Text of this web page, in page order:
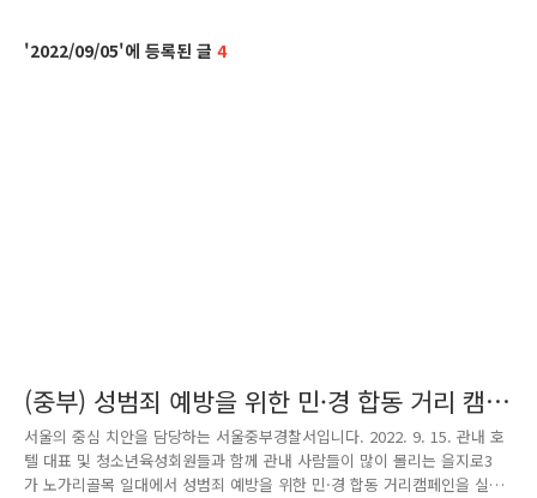
2022/09/05 4
(중부) 성범죄 예방을 위한 민·경 합동 거리 캠
페인
서울의 중심 치안을 담당하는 서울중부경찰서입니다. 2022. 9. 15. 관내 호
텔 대표 및 청소년육성회원들과 함께 관내 사람들이 많이 몰리는 을지로3
가 노가리골목 일대에서 성범죄 예방을 위한 민·경 합동 거리캠페인을 실